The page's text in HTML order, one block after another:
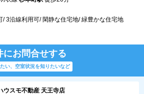
/ 3沿線利用可/ 閑静な住宅地/ 緑豊かな住宅地
にお問合せする
い、空室状況を知りたいなど
ウスモ不動産 天王寺店